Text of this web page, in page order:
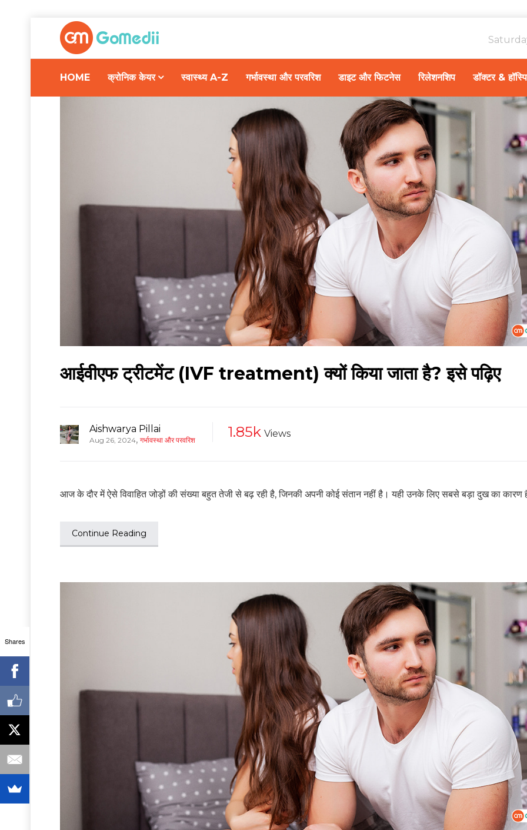
HOME क्रोनिक केयर स्वास्थ्य A-Z गर्भावस्था और परवरिश डाइट और फिटनेस रिलेशनशिप डॉक्टर &
आईवीएफ ट्रीटमेंट (IVF treatment) क्यों किया जाता है? इसे पढ़िए
Aishwarya Pillai
Aug 26, 2024, गर्भावस्था और परवरिश 1.85k Views
आज के दौर में ऐसे विवाहित जोड़ों की संख्या बहुत तेजी से बढ़ रही है, जिनकी अपनी कोई संतान नहीं है। यही उनके लिए सबसे बड़ा दुख का
Continue Reading
Shares
SUBSCRIBE NOW
हेल्थकेयर कम्युनिटी को
ज्वाइन करें
निचे बॉक्स में अपना ईमेल एंटर करें
और
स्वास्थ्य संबंधी जानकारी सबसे पहले
No Thanks